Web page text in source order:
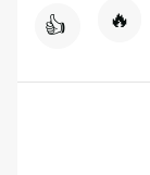
👍 🔥